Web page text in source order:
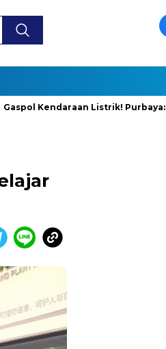
Kendaraan Listrik! Purbaya: